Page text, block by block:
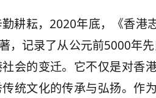
耕耘，2020年底，《香港
，记录了从公元前5000年
会的变迁。它不仅是对香
统文化的传承与弘扬。作